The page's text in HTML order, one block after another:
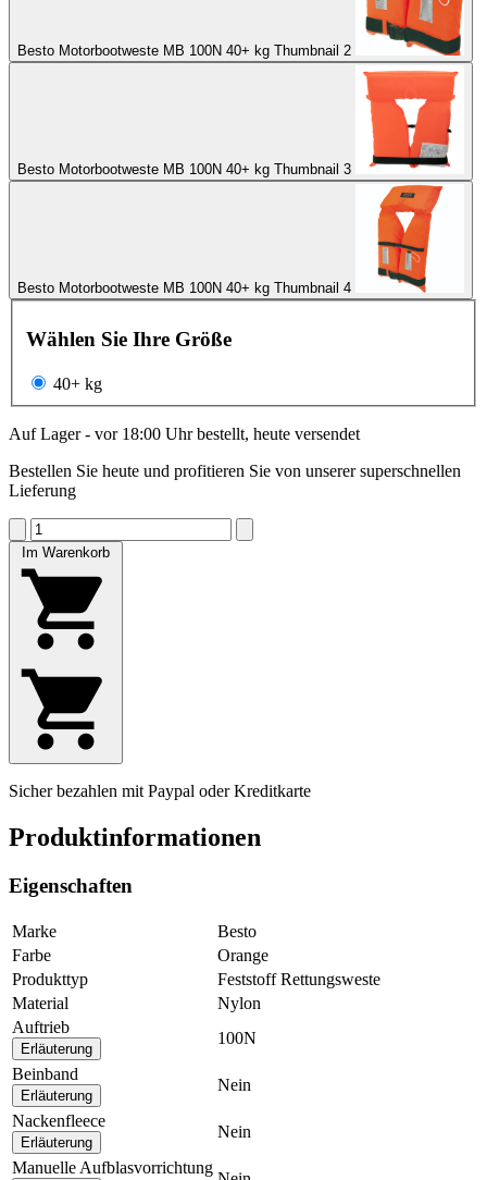
Besto Motorbootweste MB 100N 40+ kg Thumbnail 2
Besto Motorbootweste MB 100N 40+ kg Thumbnail 3
Besto Motorbootweste MB 100N 40+ kg Thumbnail 4
Wählen Sie Ihre Größe
40+ kg
Auf Lager - vor 18:00 Uhr bestellt, heute versendet
Bestellen Sie heute und profitieren Sie von unserer superschnellen
Lieferung
Im Warenkorb
Sicher bezahlen mit Paypal oder Kreditkarte
Produktinformationen
Eigenschaften
Marke
Besto
Farbe
Orange
Produkttyp
Feststoff Rettungsweste
Material
Nylon
Auftrieb
Erläuterung
100N
Beinband
Erläuterung
Nein
Nackenfleece
Erläuterung
Nein
Manuelle Aufblasvorrichtung